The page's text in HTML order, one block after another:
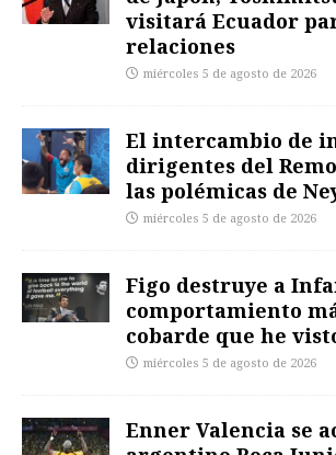
visitará Ecuador
relaciones
miércoles 5 de agosto de 2026
El intercambio de
dirigentes del
las polémicas de
miércoles 5 de agosto de 2026
Figo destruye a
comportamiento
cobarde que he
miércoles 5 de agosto de 2026
Enner Valencia se